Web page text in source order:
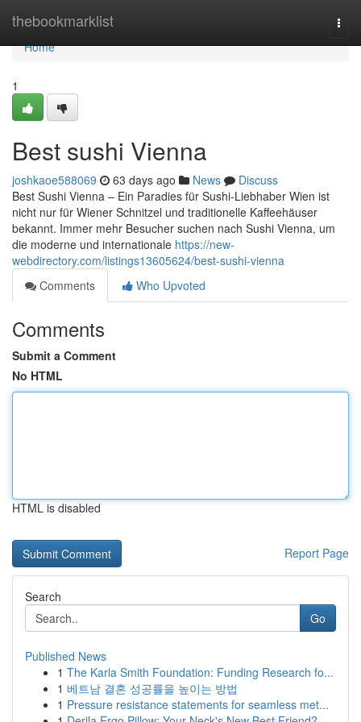
thebookmarklist
Home
Home
1
Best sushi Vienna
joshkaoe588069 63 days ago News
Discuss
Best Sushi Vienna – Ein Paradies für Sushi-Liebhaber Wien ist
nicht nur für Wiener Schnitzel und traditionelle Kaffeehäuser
bekannt. Immer mehr Besucher suchen nach Sushi Vienna, um
die moderne und internationale https://new-
webdirectory.com/listings13605624/best-sushi-vienna
Comments
Who Upvoted
Comments
Submit a Comment
No HTML
HTML is disabled
Report Page
Search
Go
Published News
1 The Karla Smith Foundation: Funding Research fo...
1 베트남 결혼 성공률을 높이는 방법
1 Pressure resistance statements for seamless met...